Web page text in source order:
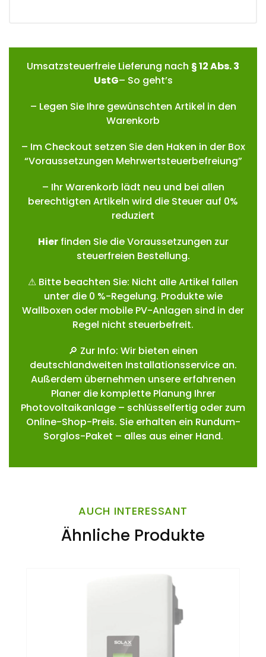
Umsatzsteuerfreie Lieferung nach § 12 Abs. 3
UstG– So geht’s
– Legen Sie Ihre gewünschten Artikel in den
Warenkorb
– Im Checkout setzen Sie den Haken in der Box
“Voraussetzungen Mehrwertsteuerbefreiung”
– Ihr Warenkorb lädt neu und bei allen
berechtigten Artikeln wird die Steuer auf 0%
reduziert
Hierfinden Sie die Voraussetzungen zur
steuerfreien Bestellung.
⚠ Bitte beachten Sie: Nicht alle Artikel fallen
unter die 0 %-Regelung. Produkte wie
Wallboxen oder mobile PV-Anlagen sind in der
Regel nicht steuerbefreit.
🔎 Zur Info: Wir bieten einen
deutschlandweiten Installationsservice an.
Außerdem übernehmen unsere erfahrenen
Planer die komplette Planung Ihrer
Photovoltaikanlage – schlüsselfertig oder zum
Online-Shop-Preis. Sie erhalten ein Rundum-
Sorglos-Paket – alles aus einer Hand.
AUCH INTERESSANT
Ähnliche Produkte